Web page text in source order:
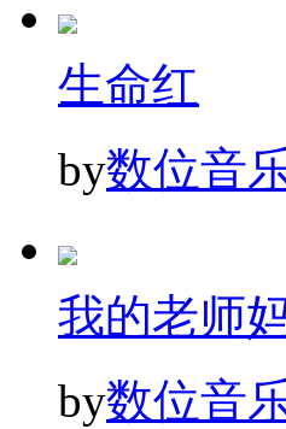
生命红
by数位音
我的老师
by数位音